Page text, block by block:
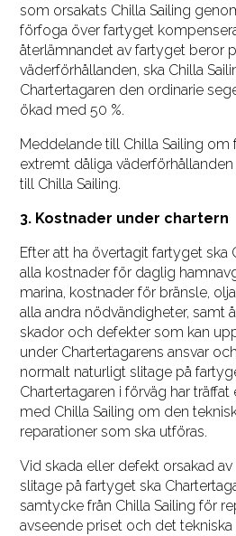
som orsakats Chilla Sailing
förfoga över fartyget
återlämnandet av fartyget beror
väderförhållanden, ska Chilla
Chartertagaren den ordinarie
ökad med 50 %.
Meddelande till Chilla Sailing om
extremt dåliga
till Chilla Sailing.
3. Kostnader under chartern
Efter att ha övertagit fartyget ska
alla kostnader för daglig
marina, kostnader för bränsle,
alla andra nödvändigheter, samt
skador och defekter som kan
under Chartertagarens ansvar
normalt naturligt slitage på
Chartertagaren i förväg har
med Chilla Sailing om den
reparationer som ska utföras.
Vid skada eller defekt orsakad
slitage på fartyget ska
samtycke från Chilla Sailing för
avseende priset och det